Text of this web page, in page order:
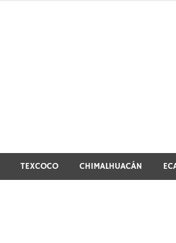
TEXCOCO CHIMALHUACÁN